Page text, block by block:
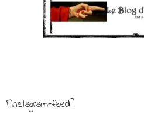
[instagram-feed]